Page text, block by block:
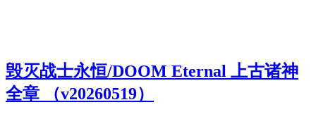
毁灭战士永恒/DOOM Eternal 上古诸神
全章 （v20260519）